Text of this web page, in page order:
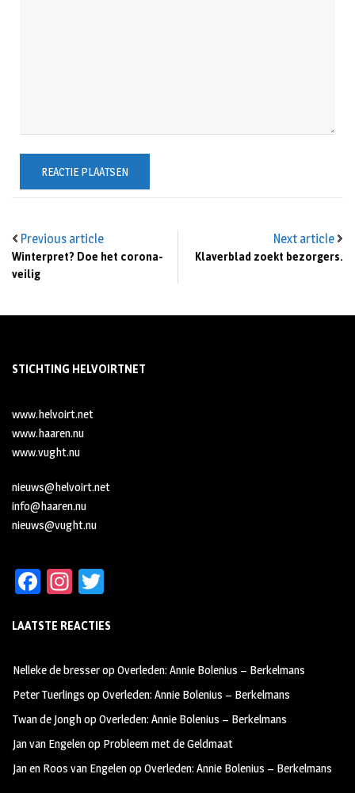
Previous article
Winterpret? Doe het corona-
veilig
Next article
Klaverblad zoekt bezorgers.
STICHTING HELVOIRTNET
www.helvoirt.net
www.haaren.nu
www.vught.nu
nieuws@helvoirt.net
info@haaren.nu
nieuws@vught.nu
Fa
b
oo
k
In
ag
m
tt
LAATSTE REACTIES
Nelleke de bresseropOverleden: Annie Bolenius – Berkelmans
Peter Tuerlings opOverleden: Annie Bolenius – Berkelmans
Twan de JonghopOverleden: Annie Bolenius – Berkelmans
Jan van Engelenop Probleem met de Geldmaat
Jan en Roos van EngelenopOverleden: Annie Bolenius – Berkelmans